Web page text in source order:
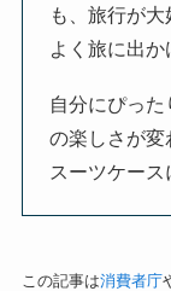
も、旅行が
よく旅に出か
自分にぴっ
の楽しさが変
スーツケース
この記事は消費者庁